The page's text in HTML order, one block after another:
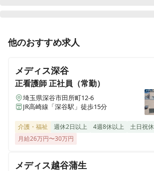
千葉県船橋市旭町1-25-15
ALSOK介護 サービス付き高齢者向け住
千葉県流山市おおたかの森西1-23-3
ム） アミカの郷草加谷塚
正看護師 正社員（常勤）
利用者様の安全・安心を健康面でサポ
正看護師 パート・アルバイト
利用者様の安全・安心を健康面からサ
パート募集！
利用者様の安全・安心を健康面でサポー
他のおすすめ求人
メディス深谷
正看護師正社員（常勤）
埼玉県深谷市田所町12-6
JR高崎線「深谷駅」徒歩15分
介護・福祉 週休2日以上 4週8休以上
土日祝
月給26万円〜30万円
メディス越谷蒲生